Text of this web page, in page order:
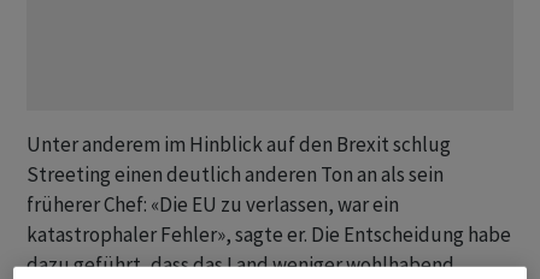
Unter anderem im Hinblick auf den Brexit schlug
Streeting einen deutlich anderen Ton an als sein
früherer Chef: «Die EU zu verlassen, war ein
katastrophaler Fehler», sagte er. Die Entscheidung habe
dazu geführt, dass das Land weniger wohlhabend,